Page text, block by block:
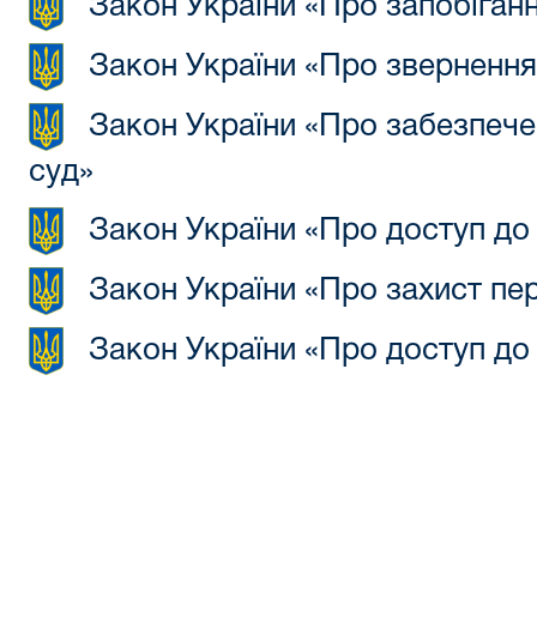
Закон України «Про
Закон України «Про
Закон України «Про
суд»
Закон України «Про доступ до
Закон України «Про захист
Закон України «Про доступ до